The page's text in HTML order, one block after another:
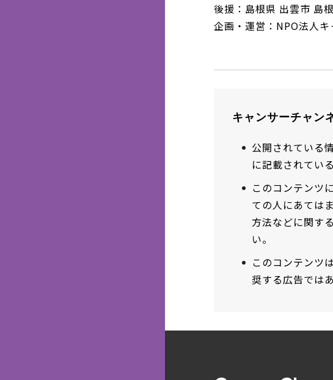
後援：島根県 出雲市 島
企画・運営：NPO法人
キャンサーチャン
公開されている
に記載されてい
このコンテンツ
ての人にあては
方法などに関す
い。
このコンテンツ
奨する広告では